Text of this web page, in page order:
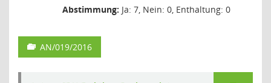
Abstimmung: Ja: 7, Nein: 0, Enthaltung: 0
AN/019/2016